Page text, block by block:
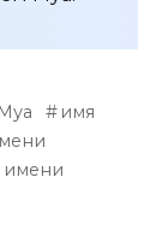
имя
имени